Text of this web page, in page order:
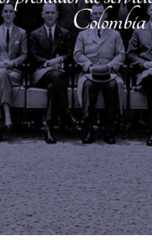
Cafesalud con el
de este régimen
con el 6,4%,
con el 4,4%.
específica,
mil millones de
de 335 mil
reportó una
de pesos
Blanca,
reportaron